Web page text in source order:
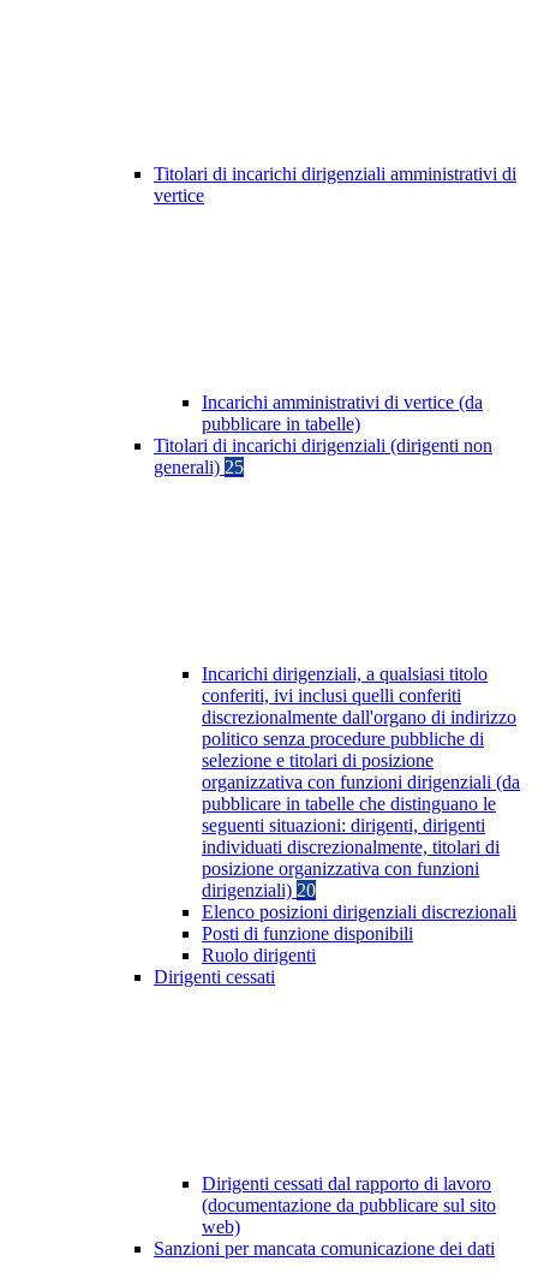
Titolari di incarichi dirigenziali amministrativi di
vertice
Incarichi amministrativi di vertice (da
pubblicare in tabelle)
Titolari di incarichi dirigenziali (dirigenti non
generali) 25
Incarichi dirigenziali, a qualsiasi titolo
conferiti, ivi inclusi quelli conferiti
discrezionalmente dall'organo di indirizzo
politico senza procedure pubbliche di
selezione e titolari di posizione
organizzativa con funzioni dirigenziali (da
pubblicare in tabelle che distinguano le
seguenti situazioni: dirigenti, dirigenti
individuati discrezionalmente, titolari di
posizione organizzativa con funzioni
dirigenziali) 20
Elenco posizioni dirigenziali discrezionali
Posti di funzione disponibili
Ruolo dirigenti
Dirigenti cessati
Dirigenti cessati dal rapporto di lavoro
(documentazione da pubblicare sul sito
web)
Sanzioni per mancata comunicazione dei dati